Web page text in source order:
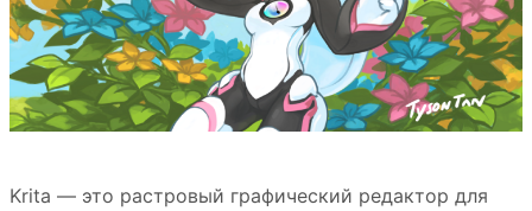
Krita — это растровый графический редактор для